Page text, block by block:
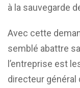
à la sauvegarde
Avec cette
semblé abattre
l’entreprise est
directeur général